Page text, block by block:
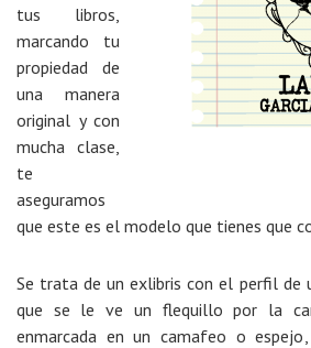
tus libros,
marcando tu
propiedad de
una manera
original y con
mucha clase,
te
aseguramos
que este es el modelo que tienes que
Se trata de un exlibris con el perfil de
que se le ve un flequillo por la
enmarcada en un camafeo o